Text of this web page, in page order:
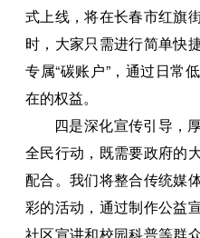
式上线，将在长春市红旗
时，大家只需进行简单快
专属“碳账户”，通过日常
在的权益。
四是深化宣传引导，
全民行动，既需要政府的
配合。我们将整合传统媒
彩的活动，通过制作公益
社区宣讲和校园科普等群